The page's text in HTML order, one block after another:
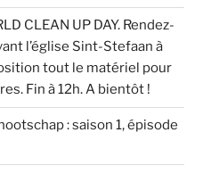
CLEAN UP DAY. Rendez-
l’église Sint-Stefaan à
tout le matériel pour
Fin à 12h. A bientôt !
: saison 1, épisode